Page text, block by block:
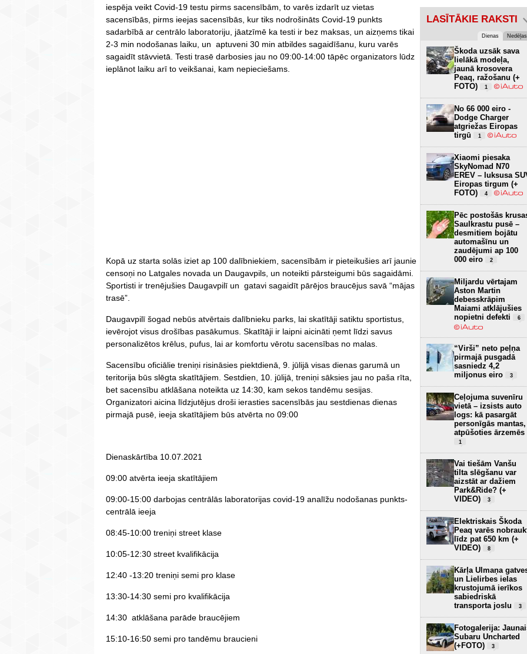
iespēja veikt Covid-19 testu pirms sacensībām, to varēs izdarīt uz vietas
sacensībās, pirms ieejas sacensībās, kur tiks nodrošināts Covid-19 punkts
sadarbībā ar centrālo laboratoriju, jāatzīmē ka testi ir bez maksas, un aizņems tikai
2-3 min nodošanas laiku, un aptuveni 30 min atbildes sagaidīšanu, kuru varēs
sagaidīt stāvvietā. Testi trasē darbosies jau no 09:00-14:00 tāpēc organizators lūdz
ieplānot laiku arī to veikšanai, kam nepieciešams.
Kopā uz starta solās iziet ap 100 dalībniekiem, sacensībām ir pieteikušies arī jaunie
censoņi no Latgales novada un Daugavpils, un noteikti pārsteigumi būs sagaidāmi.
Sportisti ir trenējušies Daugavpilī un gatavi sagaidīt pārējos braucējus savā “mājas
trasē”.
Daugavpilī šogad nebūs atvērtais dalībnieku parks, lai skatītāji satiktu sportistus,
ievērojot visus drošības pasākumus. Skatītāji ir laipni aicināti ņemt līdzi savus
personalizētos krēlus, pufus, lai ar komfortu vērotu sacensības no malas.
Sacensību oficiālie treniņi risināsies piektdienā, 9. jūlijā visas dienas garumā un
teritorija būs slēgta skatītājiem. Sestdien, 10. jūlijā, treniņi sāksies jau no paša rīta,
bet sacensību atklāšana noteikta uz 14:30, kam sekos tandēmu sesijas.
Organizatori aicina līdzjutējus droši ierasties sacensībās jau sestdienas dienas
pirmajā pusē, ieeja skatītājiem būs atvērta no 09:00
Dienaskārtība 10.07.2021
09:00 atvērta ieeja skatītājiem
09:00-15:00 darbojas centrālās laboratorijas covid-19 analīžu nodošanas punkts-
centrālā ieeja
08:45-10:00 treniņi street klase
10:05-12:30 street kvalifikācija
12:40 -13:20 treniņi semi pro klase
13:30-14:30 semi pro kvalifikācija
14:30 atklāšana parāde braucējiem
15:10-16:50 semi pro tandēmu braucieni
LASĪTĀKIE RAKSTI
Dienas Nedēļas
Škoda uzsāk sava
lielākā modeļa,
jaunā krosovera
Peaq, ražošanu (+
FOTO)
1
No 66 000 eiro -
Dodge Charger
atgriežas Eiropas
tirgū
1
Xiaomi piesaka
SkyNomad N70
EREV – luksusa
Eiropas tirgum (+
FOTO)
4
Pēc postošās
Saulkrastu pusē –
desmitiem bojātu
automašīnu un
zaudējumi ap 100
000 eiro
2
Miljardu vērtajam
Aston Martin
debesskrāpim
Maiami atklājušies
nopietni defekti
6
“Virši” neto peļņa
pirmajā pusgadā
sasniedz 4,2
miljonus eiro
3
Ceļojuma suvenīru
vietā – izsists auto
logs: kā pasargāt
personīgās mantas,
atpūšoties ārzemēs
1
Vai tiešām Vanšu
tilta slēgšanu var
aizstāt ar dažiem
Park&Ride? (+
VIDEO)
3
Elektriskais Škoda
Peaq varēs
līdz pat 650 km (+
VIDEO)
8
Kārļa Ulmaņa
un Lielirbes ielas
krustojumā ierīkos
sabiedriskā
transporta joslu
3
Fotogalerija:
Subaru Uncharted
(+FOTO)
3